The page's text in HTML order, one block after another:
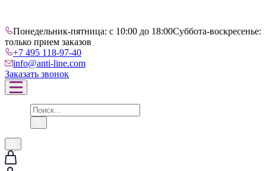
Понедельник-пятница: с 10:00 до 18:00Суббота-воскресенье:
только прием заказов
+7 495 118-97-40
info@anti-line.com
Заказать звонок